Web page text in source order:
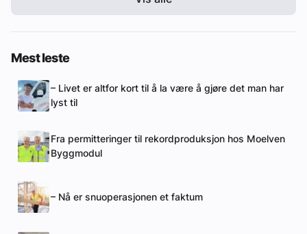
Mest leste
– Livet er altfor kort til å la være å gjøre det man har
lyst til
Fra permitteringer til rekordproduksjon hos Moelven
Byggmodul
– Nå er snuoperasjonen et faktum